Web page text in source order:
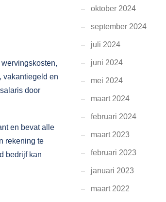
vakantiegeld en
door
en bevat alle
rekening te
bedrijf kan
oktober 2024
september 2024
juli 2024
juni 2024
mei 2024
maart 2024
februari 2024
maart 2023
februari 2023
januari 2023
maart 2022